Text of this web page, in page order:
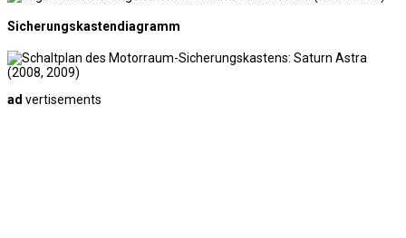
Sicherungskastendiagramm
ad vertisements